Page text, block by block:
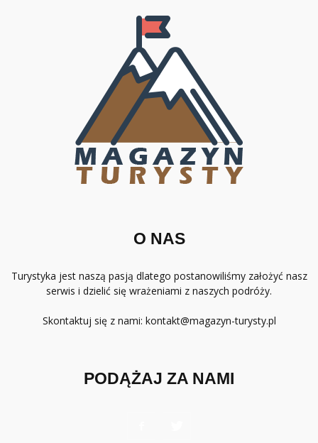
O NAS
Turystyka jest naszą pasją dlatego postanowiliśmy założyć nasz
serwis i dzielić się wrażeniami z naszych podróży.
Skontaktuj się z nami: kontakt@magazyn-turysty.pl
PODĄŻAJ ZA NAMI